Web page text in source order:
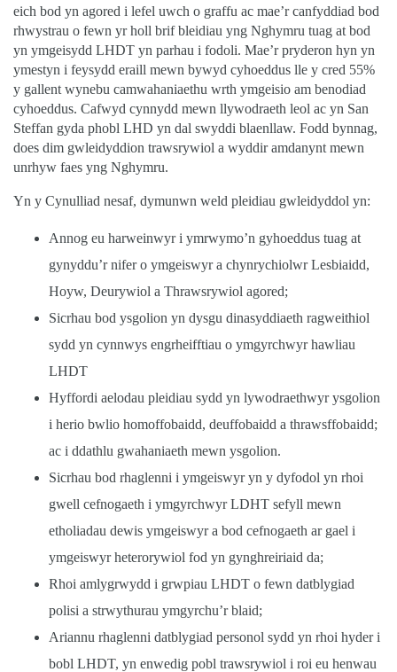
eich bod yn agored i lefel uwch o graffu ac mae’r canfyddiad bod
rhwystrau o fewn yr holl brif bleidiau yng Nghymru tuag at bod
yn ymgeisydd LHDT yn parhau i fodoli. Mae’r pryderon hyn yn
ymestyn i feysydd eraill mewn bywyd cyhoeddus lle y cred 55%
y gallent wynebu camwahaniaethu wrth ymgeisio am benodiad
cyhoeddus. Cafwyd cynnydd mewn llywodraeth leol ac yn San
Steffan gyda phobl LHD yn dal swyddi blaenllaw. Fodd bynnag,
does dim gwleidyddion trawsrywiol a wyddir amdanynt mewn
unrhyw faes yng Nghymru.
Yn y Cynulliad nesaf, dymunwn weld pleidiau gwleidyddol yn:
Annog eu harweinwyr i ymrwymo’n gyhoeddus tuag at
gynyddu’r nifer o ymgeiswyr a chynrychiolwr Lesbiaidd,
Hoyw, Deurywiol a Thrawsrywiol agored;
Sicrhau bod ysgolion yn dysgu dinasyddiaeth ragweithiol
sydd yn cynnwys engrheifftiau o ymgyrchwyr hawliau
LHDT
Hyffordi aelodau pleidiau sydd yn lywodraethwyr ysgolion
i herio bwlio homoffobaidd, deuffobaidd a thrawsffobaidd;
ac i ddathlu gwahaniaeth mewn ysgolion.
Sicrhau bod rhaglenni i ymgeiswyr yn y dyfodol yn rhoi
gwell cefnogaeth i ymgyrchwyr LDHT sefyll mewn
etholiadau dewis ymgeiswyr a bod cefnogaeth ar gael i
ymgeiswyr heterorywiol fod yn gynghreiriaid da;
Rhoi amlygrwydd i grwpiau LHDT o fewn datblygiad
polisi a strwythurau ymgyrchu’r blaid;
Ariannu rhaglenni datblygiad personol sydd yn rhoi hyder i
bobl LHDT, yn enwedig pobl trawsrywiol i roi eu henwau